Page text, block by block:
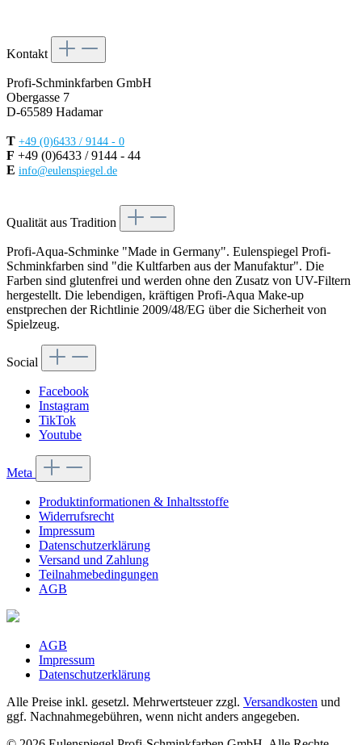
Kontakt
Profi-Schminkfarben GmbH
Obergasse 7
D-65589 Hadamar
T +49 (0)6433 / 9144 - 0
F +49 (0)6433 / 9144 - 44
E info@eulenspiegel.de
Qualität aus Tradition
Profi-Aqua-Schminke "Made in Germany". Eulenspiegel Profi-
Schminkfarben sind "die Kultfarben aus der Manufaktur". Die
Farben sind glutenfrei und werden ohne den Zusatz von UV-Filtern
hergestellt. Die lebendigen, kräftigen Profi-Aqua Make-up
enstprechen der Richtlinie 2009/48/EG über die Sicherheit von
Spielzeug.
Social
Facebook
Instagram
TikTok
Youtube
Meta
Produktinformationen & Inhaltsstoffe
Widerrufsrecht
Impressum
Datenschutzerklärung
Versand und Zahlung
Teilnahmebedingungen
AGB
AGB
Impressum
Datenschutzerklärung
Alle Preise inkl. gesetzl. Mehrwertsteuer zzgl. Versandkosten und
ggf. Nachnahmegebühren, wenn nicht anders angegeben.